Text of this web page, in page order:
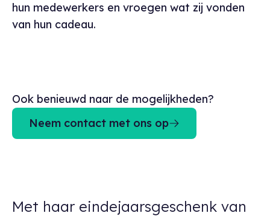
hun medewerkers en vroegen wat zij vonden
van hun cadeau.
Ook benieuwd naar de mogelijkheden?
Neem contact met ons op
Met haar eindejaarsgeschenk van